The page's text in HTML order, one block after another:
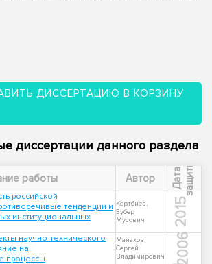
ДИССЕРТАЦИЮ В КОРЗИНУ
диссертации данного раздела
работы Автор Д
а
т
а
з
а
щ
и
т ы
российской
тенденции и
институциональных
Кертбиев,
Зубер
Мусович
2015
научно-технического
на
процессы
Манахов,
Сергей
Владимирович
2006